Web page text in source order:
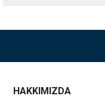
HAKKIMIZDA